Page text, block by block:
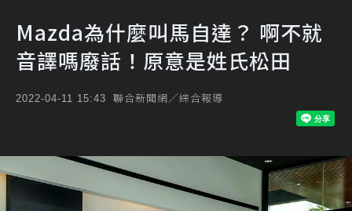
Mazda為什麼叫馬自達？ 啊不就
音譯嗎廢話！原意是姓氏松田
2022-04-11 15:43 聯合新聞網／綜合報導